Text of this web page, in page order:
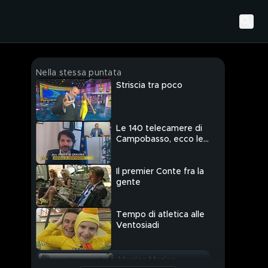
Nella stessa puntata
Striscia tra poco
Le 140 telecamere di
Campobasso, ecco le
Il premier Conte fra la
gente
Tempo di atletica alle
Ventosiadi
Magica Musica,